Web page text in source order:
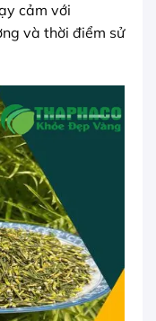
cảm với
và thời điểm sử